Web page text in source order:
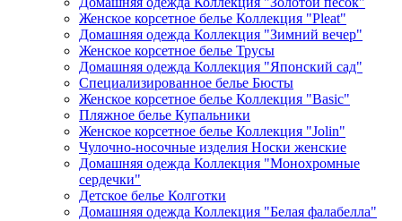
Женское корсетное белье Коллекция "Pleat"
Домашняя одежда Коллекция "Зимний вечер"
Женское корсетное белье Трусы
Домашняя одежда Коллекция "Японский сад"
Специализированное белье Бюсты
Женское корсетное белье Коллекция "Basic"
Пляжное белье Купальники
Женское корсетное белье Коллекция "Jolin"
Чулочно-носочные изделия Носки женские
Домашняя одежда Коллекция "Монохромные
сердечки"
Детское белье Колготки
Домашняя одежда Коллекция "Белая фалабелла"